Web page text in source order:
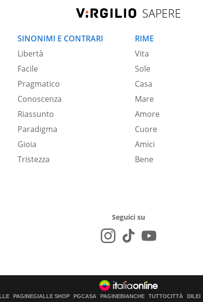
SAPERE
SINONIMI E CONTRARI
Libertà
Facile
Pragmatico
Conoscenza
Riassunto
Paradigma
Gioia
Tristezza
RIME
Vita
Sole
Casa
Mare
Amore
Cuore
Amici
Bene
Seguici su
PAGINEGIALLE SHOP PGCASA PAGINEBIANCHE TUTTOCITTÀ DILEI